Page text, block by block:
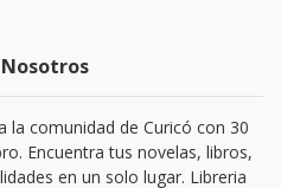
la comunidad de Curicó con 30
Encuentra tus novelas, libros,
en un solo lugar. Libreria